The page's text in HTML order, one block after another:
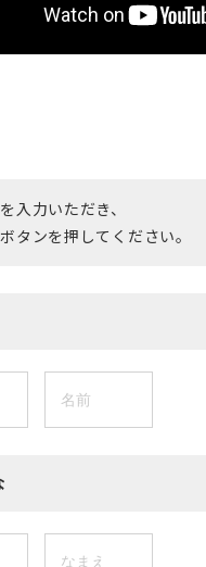
入力いただき、
タンを押してください。